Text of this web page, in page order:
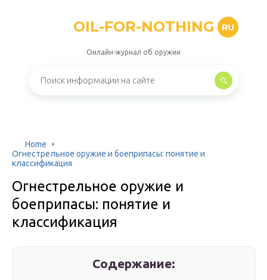
OIL-FOR-NOTHING RU
Онлайн-журнал об оружии
Home
Огнестрельное оружие и боеприпасы: понятие и
классификация
Огнестрельное оружие и
боеприпасы: понятие и
классификация
Содержание: